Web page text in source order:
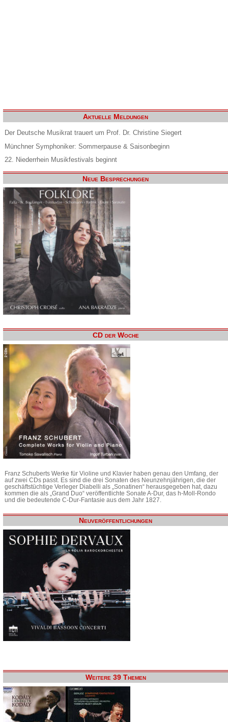
Aktuelle Meldungen
Der Deutsche Musikrat trauert um Prof. Dr. Christine Siegert
Münchner Symphoniker: Sommerpause & Saisonbeginn
22. Niederrhein Musikfestivals beginnt
Neue Besprechungen
CD der Woche
Franz Schuberts Werke für Violine und Klavier haben genau den Umfang, der
auf zwei CDs passt. Es sind die drei Sonaten des Neunzehnjährigen, die der
geschäftstüchtige Verleger Diabelli als „Sonatinen“ herausgegeben hat, dazu
kommen die als „Grand Duo“ veröffentlichte Sonate A-Dur, das h-Moll-Rondo
und die bedeutende C-Dur-Fantasie aus dem Jahr 1827.
Neuveröffentlichungen
Weitere 39 Themen